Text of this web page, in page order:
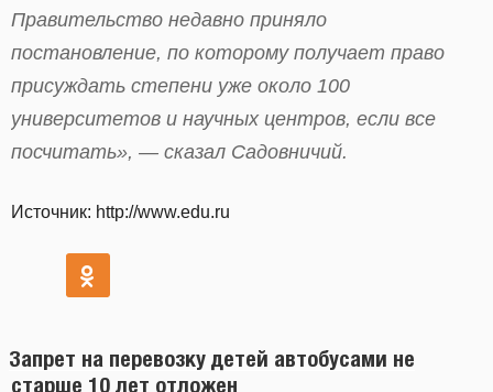
Правительство недавно приняло
постановление, по которому получает право
присуждать степени уже около 100
университетов и научных центров, если все
посчитать», — сказал Садовничий.
Источник: http://www.edu.ru
Запрет на перевозку детей автобусами не
старше 10 лет отложен